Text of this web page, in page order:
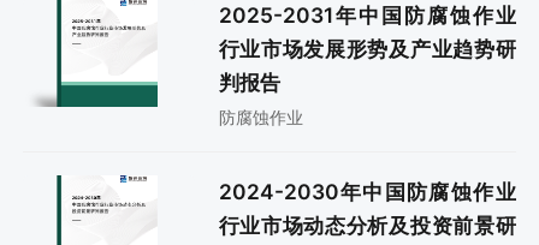
2025-2031年中国防腐蚀作业
行业市场发展形势及产业趋势研
判报告
防腐蚀作业
2024-2030年中国防腐蚀作业
行业市场动态分析及投资前景研